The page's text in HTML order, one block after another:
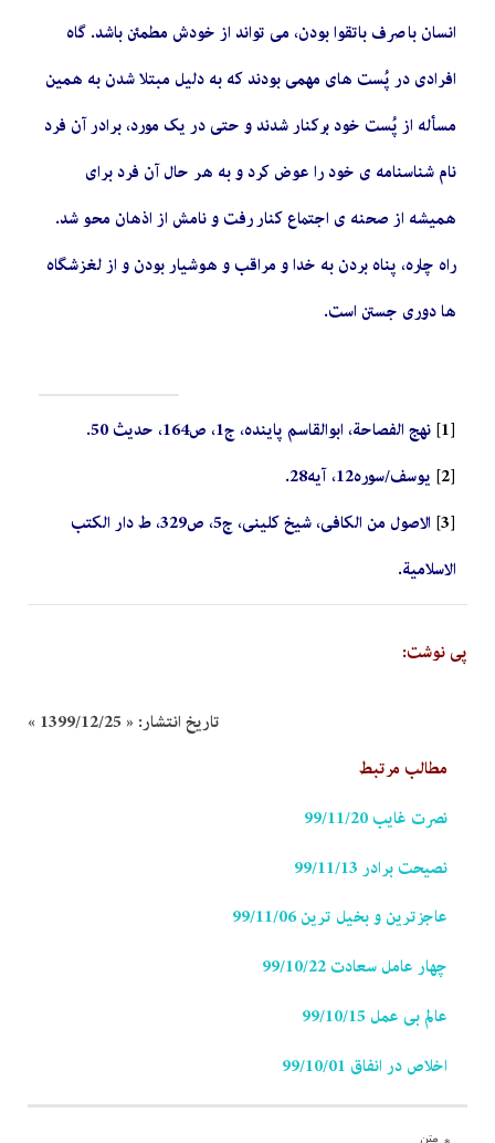
انسان با صرف باتقوا بودن، می تواند از خودش مطمئن باشد. گاه
افرادی در پُست های مهمی بودند که به دلیل مبتلا شدن به همین
مسأله از پُست خود برکنار شدند و حتی در یک مورد، برادر آن فرد
نام شناسنامه ی خود را عوض کرد و به هر حال آن فرد برای
همیشه از صحنه ی اجتماع کنار رفت و نامش از اذهان محو شد.
راه چاره، پناه بردن به خدا و مراقب و هوشیار بودن و از لغزشگاه
ها دوری جستن است.
[1] نهج الفصاحة، ابوالقاسم پاینده، ج1، ص164، حدیث 50
.
[2] یوسف/سوره12، آیه28
.
[3]
الاصول من الکافی، شیخ کلینی، ج5، ص329، ط دار الکتب
الاسلامیة.
پی نوشت:
تاریخ انتشار: « 1399/12/25 »
مطالب مرتبط
نصرت غایب 99/11/20
نصیحت برادر 99/11/13
عاجزترین و بخیل ترین 99/11/06
چهار عامل سعادت 99/10/22
عالم بی عمل 99/10/15
اخلاص در انفاق 99/10/01
متن